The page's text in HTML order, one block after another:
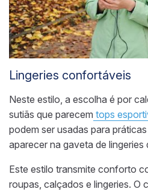
Lingeries confortáveis
Neste estilo, a escolha é por
sutiãs que parecem tops
podem ser usadas para práticas
aparecer na gaveta de lingeries
Este estilo transmite conforto
roupas, calçados e lingeries. O